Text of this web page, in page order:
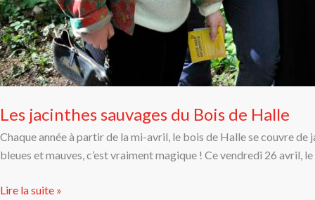
Les jacinthes sauvages du Bois de Halle
Chaque année à partir de la mi-avril, le bois de Halle se couvre
bleues et mauves, c’est vraiment magique ! Ce vendredi 26
Lire la suite »